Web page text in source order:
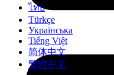
ไทย
Türkçe
Українська
Tiếng Việt
简体中文
繁體中文